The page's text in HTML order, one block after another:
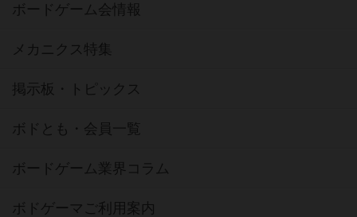
ボードゲーム会情報
メカニクス特集
掲示板・トピックス
ボドとも・会員一覧
ボードゲーム業界コラム
ボドゲーマご利用案内